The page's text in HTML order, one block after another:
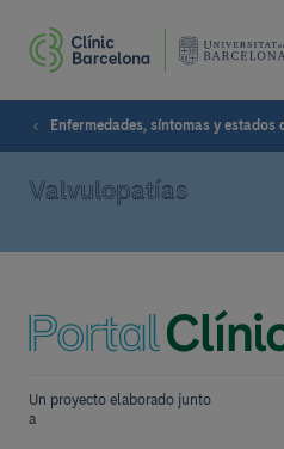
Enfermedades, síntomas y estados
Valvulopatías
Un proyecto elaborado junto
a